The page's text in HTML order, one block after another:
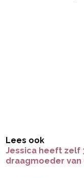
Lees ook
Jessica heeft zelf
draagmoeder van